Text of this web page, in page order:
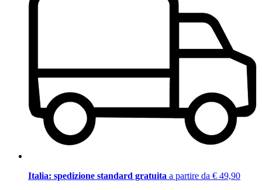
Italia: spedizione standard gratuita a partire da € 49,90